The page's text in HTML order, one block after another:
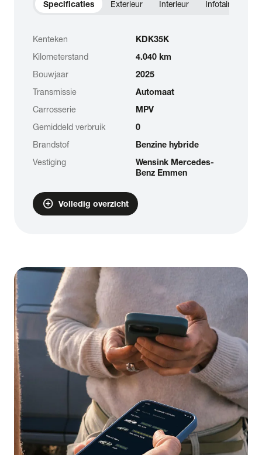
Specificaties Exterieur Interieur Infotainment
Kenteken
KDK35K
Kilometerstand
4.040 km
Bouwjaar
2025
Transmissie
Automaat
Carrosserie
MPV
Gemiddeld verbruik
0
Brandstof
Benzine hybride
Vestiging
Wensink Mercedes-
Benz Emmen
add_circle Volledig overzicht